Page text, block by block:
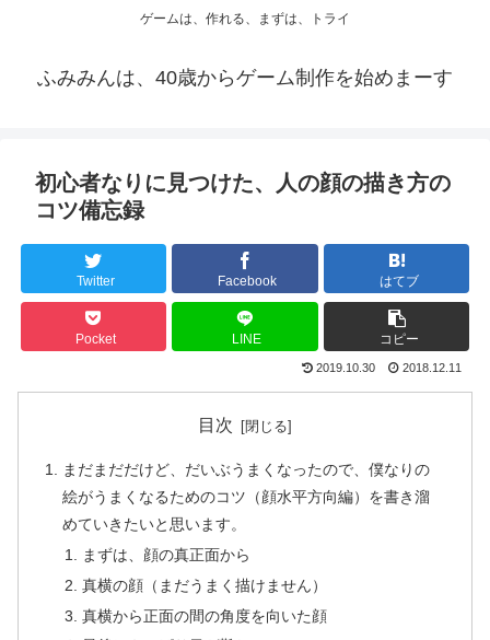
ゲームは、作れる、まずは、トライ
ふみみんは、40歳からゲーム制作を始めまーす
初心者なりに見つけた、人の顔の描き方の
コツ備忘録
Twitter Facebook はてブ
Pocket LINE コピー
2019.10.30 2018.12.11
目次
まだまだだけど、だいぶうまくなったので、僕なりの
絵がうまくなるためのコツ（顔水平方向編）を書き溜
めていきたいと思います。
まずは、顔の真正面から
真横の顔（まだうまく描けません）
真横から正面の間の角度を向いた顔